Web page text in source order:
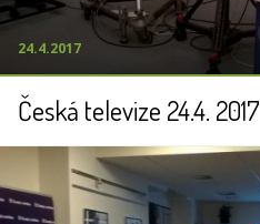
24.4.2017
Česká televize 24.4. 2017